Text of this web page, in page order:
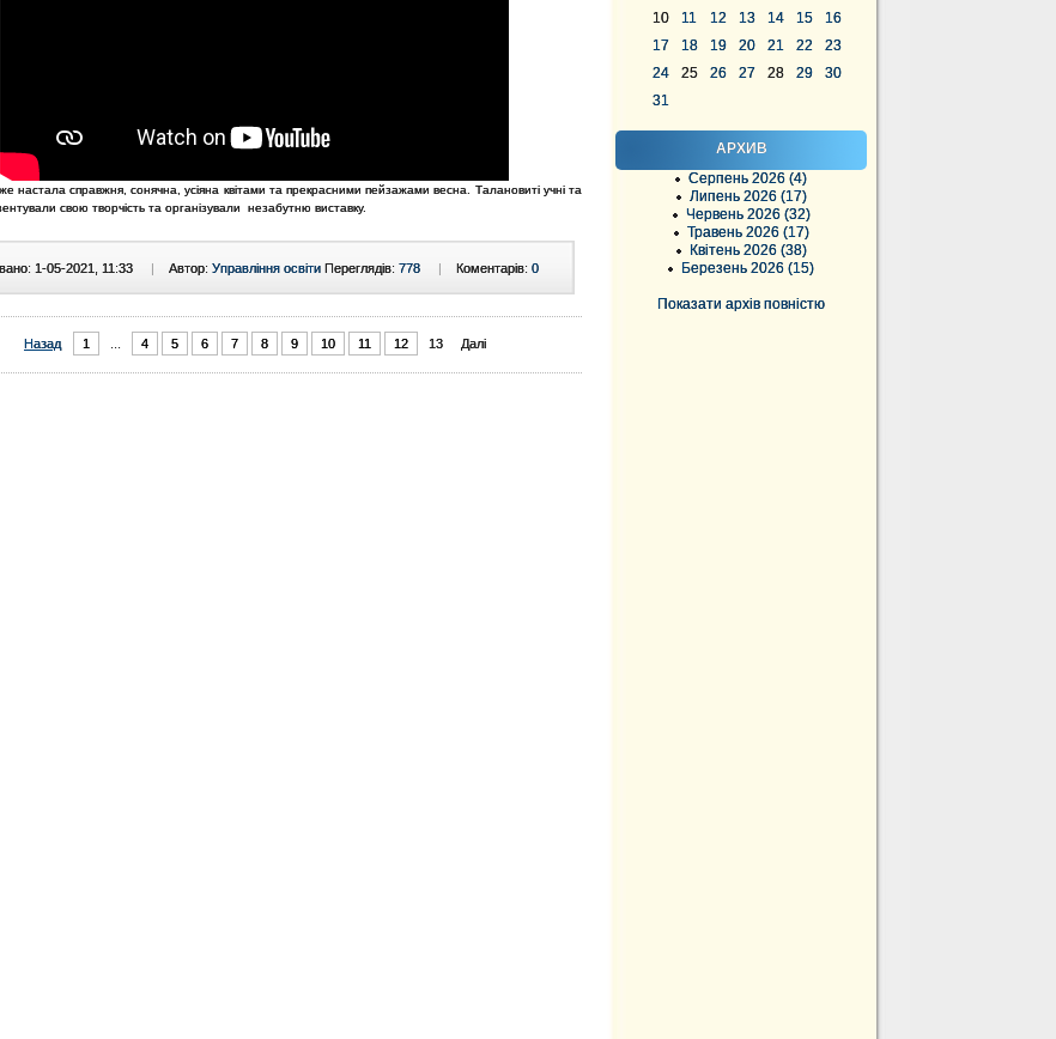
10
11 12 13 14 15
16
17
18 19 20 21 22
23
24
25 26 27 28 29
30
31
АРХИВ
Серпень 2026 (4)
Липень 2026 (17)
Червень 2026 (32)
Травень 2026 (17)
Квітень 2026 (38)
Березень 2026 (15)
Показати архів повністю
настала справжня, сонячна, усіяна квітами та прекрасними пейзажами весна. Талановиті учні та
свою творчість та організували незабутню виставку.
1-05-2021, 11:33 | Автор: Управління освіти Коментарів: 0
Переглядів: 778 |
Назад 1 4 5 6 7 8 9 10 11 12 13 Далі